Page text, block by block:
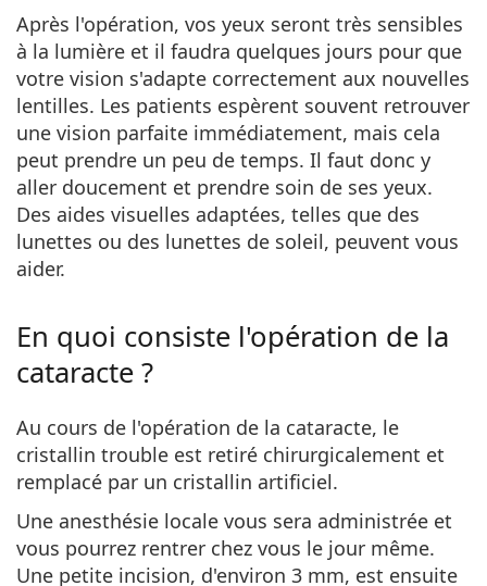
Après l'opération, vos yeux seront très sensibles
à la lumière et il faudra quelques jours pour que
votre vision s'adapte correctement aux nouvelles
lentilles. Les patients espèrent souvent retrouver
une vision parfaite immédiatement, mais cela
peut prendre un peu de temps. Il faut donc y
aller doucement et prendre soin de ses yeux.
Des aides visuelles adaptées, telles que des
lunettes ou des lunettes de soleil, peuvent vous
aider.
En quoi consiste l'opération de la
cataracte ?
Au cours de l'opération de la cataracte, le
cristallin trouble est retiré chirurgicalement et
remplacé par un cristallin artificiel.
Une anesthésie locale vous sera administrée et
vous pourrez rentrer chez vous le jour même.
Une petite incision, d'environ 3 mm, est ensuite